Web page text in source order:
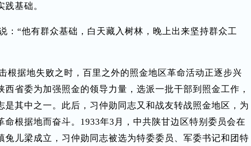
践基础。
“他有群众基础，白天藏入树林，晚上出来坚持群众工
据地失败之时，百里之外的照金地区革命活动正逐步兴
西省委为加强照金的领导力量，选派一批干部到照金工作，
是其中之一。此后，习仲勋同志又和战友转战照金地区，为
命根据地而奋斗。1933年3月，中共陕甘边区特别委员会在
兔儿梁成立，习仲勋同志被选为特委委员、军委书记和团特